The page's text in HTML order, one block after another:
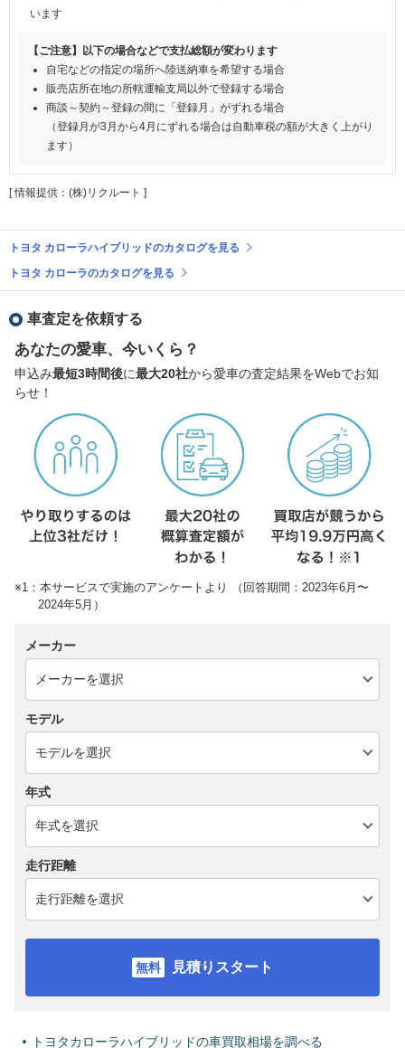
います
【ご注意】以下の場合などで支払総額が変わります
自宅などの指定の場所へ陸送納車を希望する場合
販売店所在地の所轄運輸支局以外で登録する場合
商談～契約～登録の間に「登録月」がずれる場合
（登録月が3月から4月にずれる場合は自動車税の額が大きく上がり
ます）
[ 情報提供：(株)リクルート ]
トヨタ カローラハイブリッドのカタログを見る
トヨタ カローラのカタログを見る
車査定を依頼する
あなたの愛車、今いくら？
申込み最短3時間後に最大20社から愛車の査定結果をWebでお知
らせ！
※1：本サービスで実施のアンケートより （回答期間：2023年6月〜
2024年5月）
メーカー
モデル
年式
走行距離
見積りスタート
トヨタカローラハイブリッドの車買取相場を調べる